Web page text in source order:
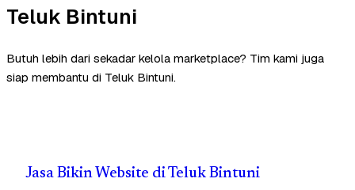
Teluk Bintuni
Butuh lebih dari sekadar kelola marketplace? Tim kami juga
siap membantu di Teluk Bintuni.
Jasa Bikin Website di Teluk Bintuni